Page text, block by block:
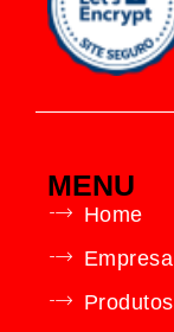
MENU
Home
Empresa
Produtos